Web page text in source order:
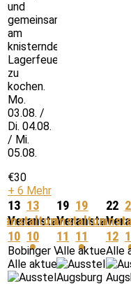
und
gemeinsam
am
knisternden
Lagerfeuer
zu
kochen.
Mo.
03.08. /
Di. 04.08.
/ Mi.
05.08.
€30
+ 6 Mehr
13
10
13
Veranstaltungen,
10
Bobinger Volksfest
Alle aktuellen
19
Veranstaltungen,
11
19
11
Alle aktuellen
22
12
Alle